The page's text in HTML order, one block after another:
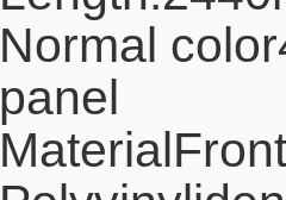
Normal
panel